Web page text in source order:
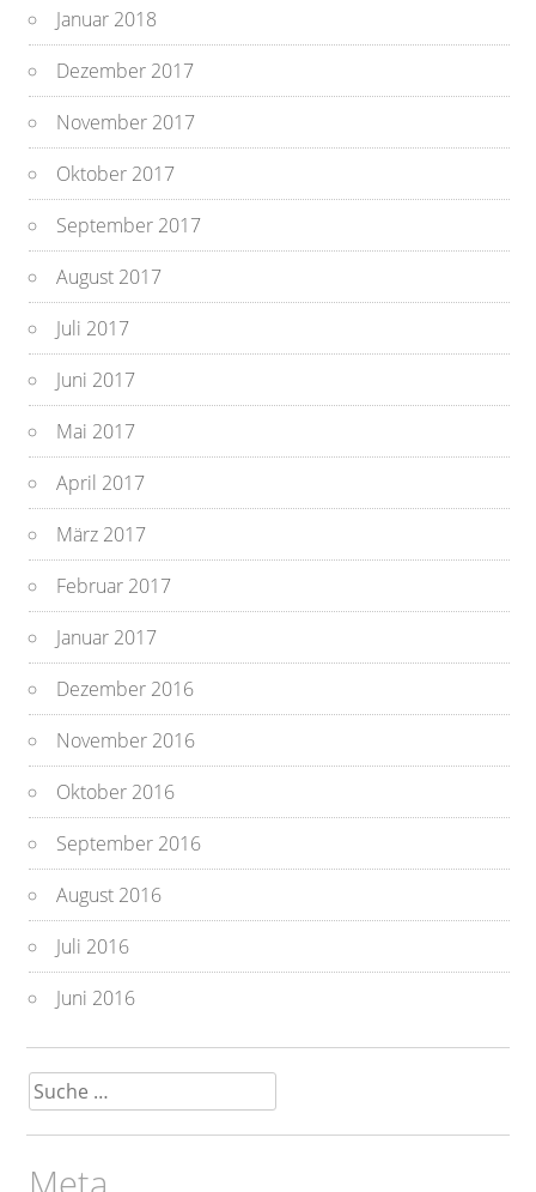
Januar 2018
Dezember 2017
November 2017
Oktober 2017
September 2017
August 2017
Juli 2017
Juni 2017
Mai 2017
April 2017
März 2017
Februar 2017
Januar 2017
Dezember 2016
November 2016
Oktober 2016
September 2016
August 2016
Juli 2016
Juni 2016
Suche
nach: